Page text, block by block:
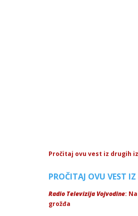
Pročitaj ovu vest iz drugih
PROČITAJ OVU VEST
Radio Televizija Vojvodine:
grožđa